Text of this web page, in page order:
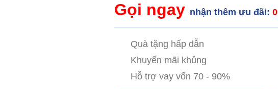
Gọi ngay nhận thêm ưu đãi:
Quà tặng hấp dẫn
Khuyến mãi khủng
Hỗ trợ vay vốn 70 - 90%